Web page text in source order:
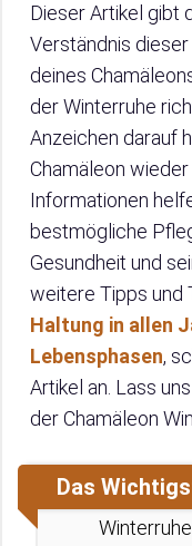
Dieser Artikel gibt
Verständnis
deines
der Winterruhe
Anzeichen darauf
Chamäleon
Informationen
bestmögliche
Gesundheit und
weitere Tipps und
Haltung in allen
Lebensphasen,
Artikel an. Lass
der Chamäleon
Das